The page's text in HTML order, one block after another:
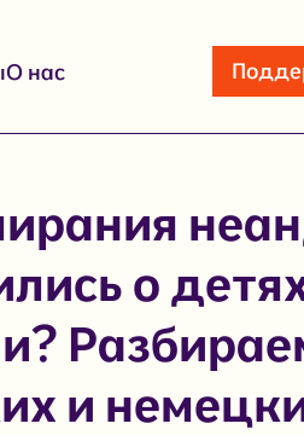
О нас
о
и